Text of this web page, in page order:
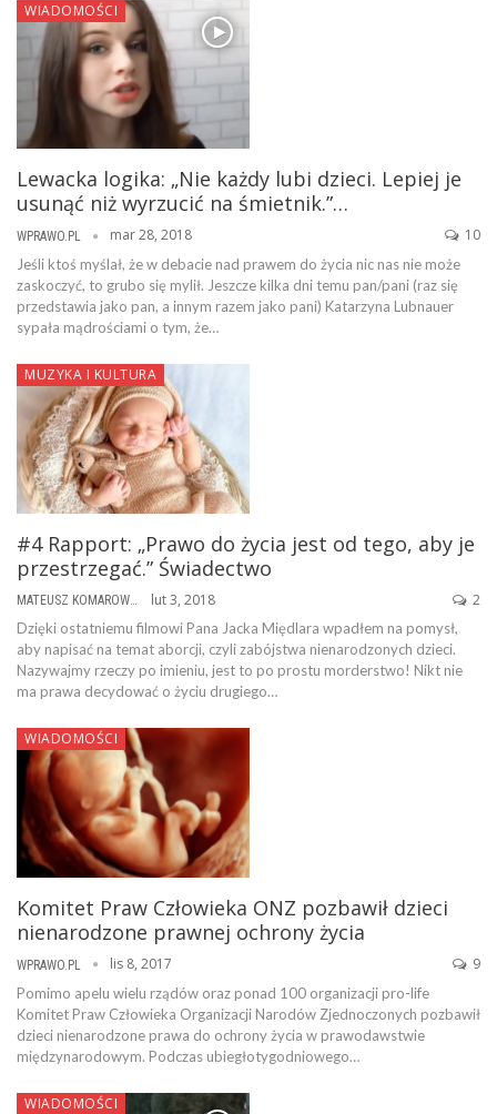
WIADOMOŚCI
Lewacka logika: „Nie każdy lubi dzieci. Lepiej je
usunąć niż wyrzucić na śmietnik.”…
WPRAWO.PL mar 28, 2018 10
Jeśli ktoś myślał, że w debacie nad prawem do życia nic nas nie może
zaskoczyć, to grubo się mylił. Jeszcze kilka dni temu pan/pani (raz się
przedstawia jako pan, a innym razem jako pani) Katarzyna Lubnauer
sypała mądrościami o tym, że…
MUZYKA I KULTURA
#4 Rapport: „Prawo do życia jest od tego, aby je
przestrzegać.” Świadectwo
MATEUSZ KOMAROWSKI lut 3, 2018 2
Dzięki ostatniemu filmowi Pana Jacka Międlara wpadłem na pomysł,
aby napisać na temat aborcji, czyli zabójstwa nienarodzonych dzieci.
Nazywajmy rzeczy po imieniu, jest to po prostu morderstwo! Nikt nie
ma prawa decydować o życiu drugiego…
WIADOMOŚCI
Komitet Praw Człowieka ONZ pozbawił dzieci
nienarodzone prawnej ochrony życia
WPRAWO.PL lis 8, 2017 9
Pomimo apelu wielu rządów oraz ponad 100 organizacji pro-life
Komitet Praw Człowieka Organizacji Narodów Zjednoczonych pozbawił
dzieci nienarodzone prawa do ochrony życia w prawodawstwie
międzynarodowym. Podczas ubiegłotygodniowego…
WIADOMOŚCI